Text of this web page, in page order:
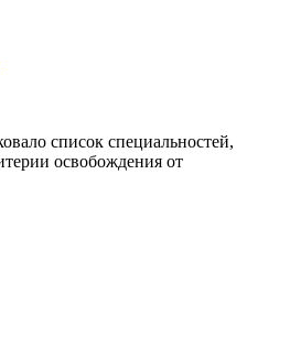
список специальностей,
освобождения от